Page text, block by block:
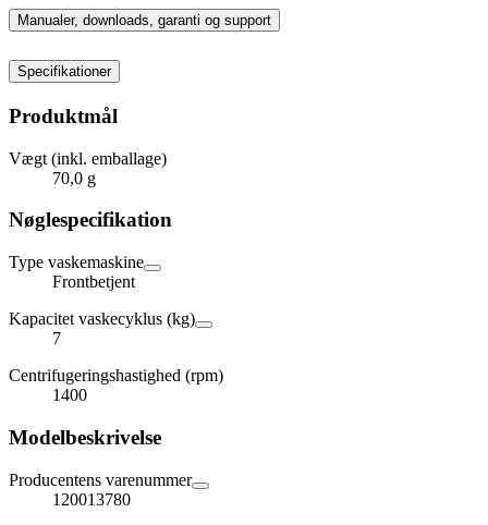
Manualer, downloads, garanti og support
Specifikationer
Produktmål
Vægt (inkl. emballage)
70,0 g
Nøglespecifikation
Type vaskemaskine
Frontbetjent
Kapacitet vaskecyklus (kg)
7
Centrifugeringshastighed (rpm)
1400
Modelbeskrivelse
Producentens varenummer
120013780